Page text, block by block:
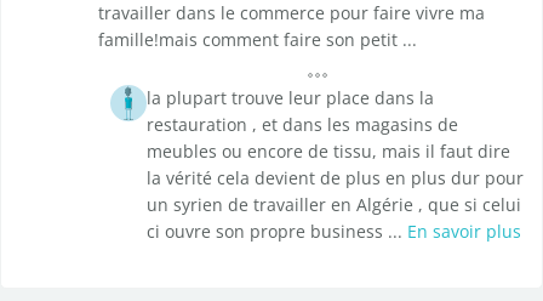
travailler dans le commerce pour faire vivre ma
famille!mais comment faire son petit ...
la plupart trouve leur place dans la
restauration , et dans les magasins de
meubles ou encore de tissu, mais il faut dire
la vérité cela devient de plus en plus dur pour
un syrien de travailler en Algérie , que si celui
ci ouvre son propre business ... En savoir plus